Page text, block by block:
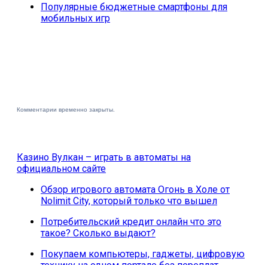
Популярные бюджетные смартфоны для
мобильных игр
Комментарии временно закрыты.
Казино Вулкан – играть в автоматы на
официальном сайте
Обзор игрового автомата Огонь в Холе от
Nolimit City, который только что вышел
Потребительский кредит онлайн что это
такое? Сколько выдают?
Покупаем компьютеры, гаджеты, цифровую